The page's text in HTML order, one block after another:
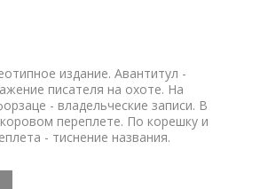
издание. Авантитул -
писателя на охоте. На
- владельческие записи. В
переплете. По корешку и
- тиснение названия.